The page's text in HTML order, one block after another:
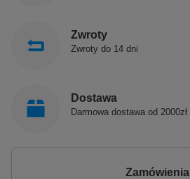
Zwroty
Zwroty do 14 dni
Dostawa
Darmowa dostawa od 2000zł
Zamówienia